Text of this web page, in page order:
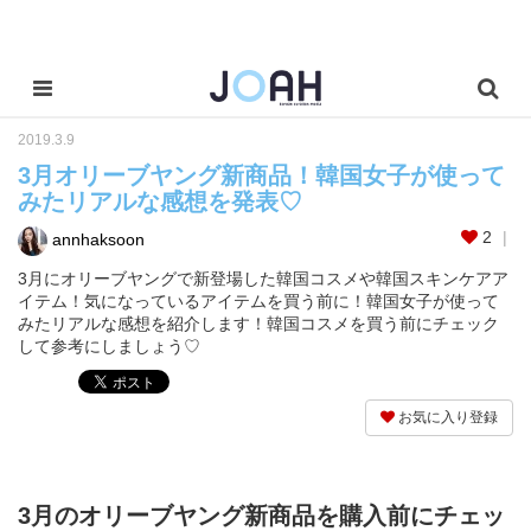
2019.3.9
3月オリーブヤング新商品！韓国女子が使って
みたリアルな感想を発表♡
annhaksoon 2
3月にオリーブヤングで新登場した韓国コスメや韓国スキンケアア
イテム！気になっているアイテムを買う前に！韓国女子が使って
みたリアルな感想を紹介します！韓国コスメを買う前にチェック
して参考にしましょう♡
お気に入り登録
3月のオリーブヤング新商品を購入前にチェッ